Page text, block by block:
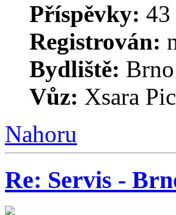
Příspěvky: 43
Registrován:
Bydliště: Brno
Vůz: Xsara
Nahoru
Re: Servis -